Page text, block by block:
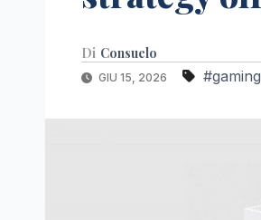
Di Consuelo
GIU 15, 2026 #gaming